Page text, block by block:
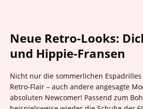
Neue Retro-Looks:
und Hippie-Fransen
Nicht nur die sommerlichen
Retro-Flair – auch andere angesagte
absoluten Newcomer! Passend zum